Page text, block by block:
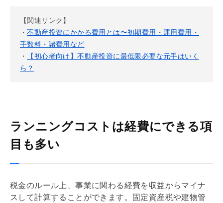
【関連リンク】
・不動産投資にかかる費用とは〜初期費用・運用費用・
手数料・諸費用など
・
【初心者向け】不動産投資に最低限必要な元手はいく
ら？
ランニングコストは経費にできる項
目も多い
税金のルール上、事業に関わる経費を収益からマイナ
スして計算することができます。
固定資産税や建物管